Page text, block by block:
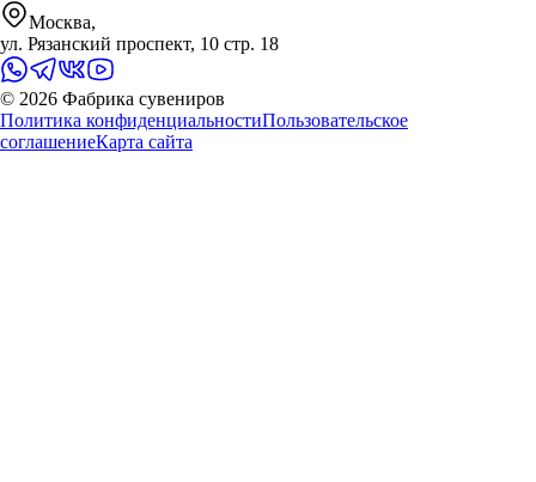
Москва,
ул. Рязанский проспект, 10 стр. 18
© 2026 Фабрика сувениров
Политика конфиденциальностиПользовательское
соглашениеКарта сайта